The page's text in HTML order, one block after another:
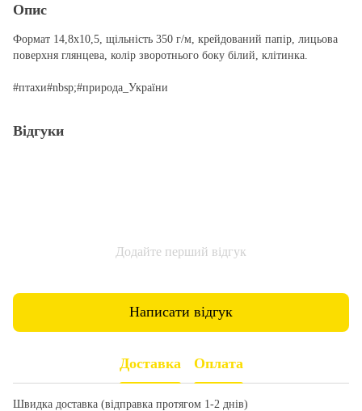
Опис
Формат 14,8х10,5, щільність 350 г/м, крейдований папір, лицьова
поверхня глянцева, колір зворотнього боку білий, клітинка.
#птахи#nbsp;#природа_України
Відгуки
Додайте перший відгук
Написати відгук
Доставка Оплата
Швидка доставка (відправка протягом 1-2 днів)